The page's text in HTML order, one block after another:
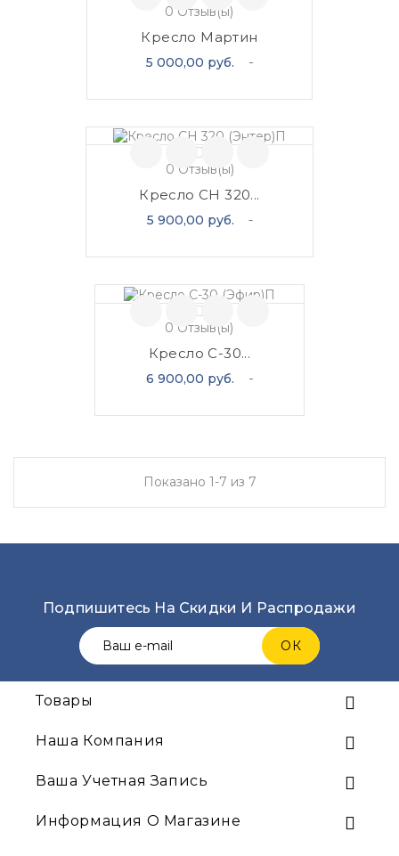
0 Отзыв(ы)
Кресло Мартин
5 000,00 руб. Цена
0 Отзыв(ы)
Кресло CH 320...
5 900,00 руб. Цена
0 Отзыв(ы)
Кресло C-30...
6 900,00 руб. Цена
Показано 1-7 из 7
Подпишитесь На Скидки И Распродажи
Товары 
Наша Компания 
Ваша Учетная Запись 
Информация О Магазине 